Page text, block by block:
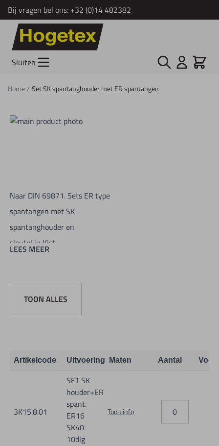
Bij vragen bel ons: +32 (0)14 482382
Ga naar de inhoud
Sluiten Zoek Cart
Home/ Set SK spantanghouder met ER spantangen
Naar DIN 69871. Sets ER type
spantangen met SK
spantanghouder en
sleutel in Kist.
LEES MEER
TOON ALLES
Artikelcode Uitvoering Maten Aantal
3K15.8.01
SET SK
houder+ER
spant.
ER16
SK40
10dlg
Toon info